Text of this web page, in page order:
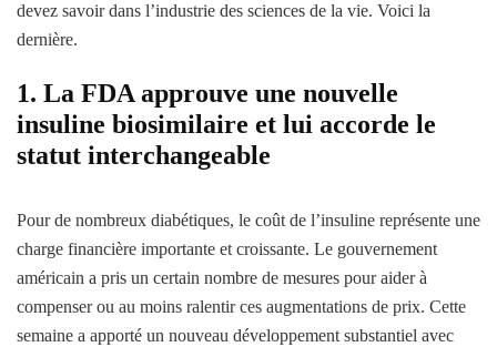
devez savoir dans l’industrie des sciences de la vie. Voici la
dernière.
1. La FDA approuve une nouvelle
insuline biosimilaire et lui accorde le
statut interchangeable
Pour de nombreux diabétiques, le coût de l’insuline représente une
charge financière importante et croissante. Le gouvernement
américain a pris un certain nombre de mesures pour aider à
compenser ou au moins ralentir ces augmentations de prix. Cette
semaine a apporté un nouveau développement substantiel avec